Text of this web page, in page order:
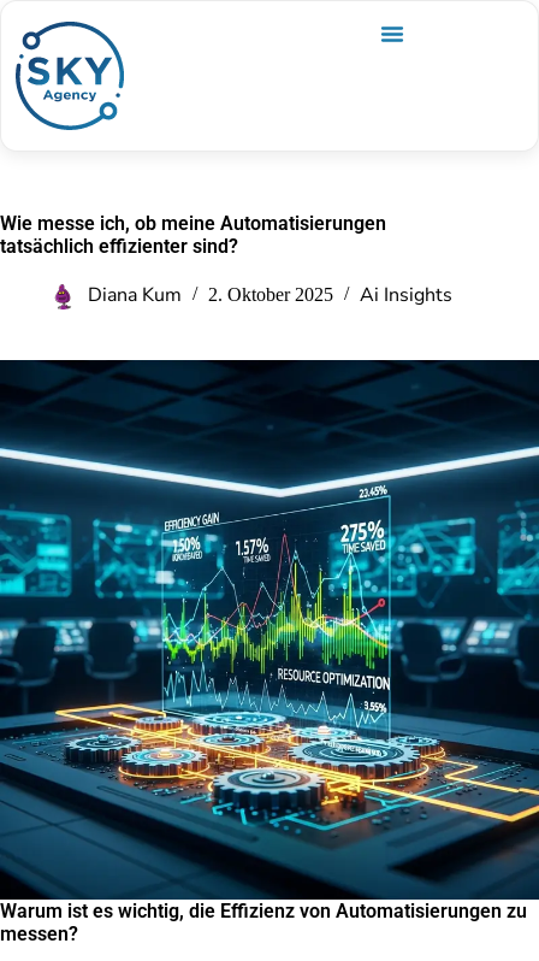
Wie messe ich, ob meine Automatisierungen
tatsächlich effizienter sind?
Diana Kum 2. Oktober 2025 Ai Insights
Warum ist es wichtig, die Effizienz von Automatisierungen zu
messen?